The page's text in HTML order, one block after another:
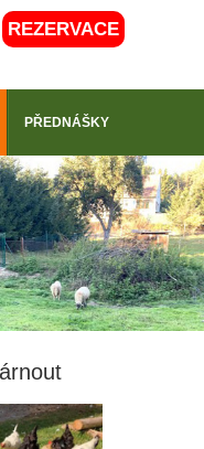
REZERVACE
PŘEDNÁŠKY